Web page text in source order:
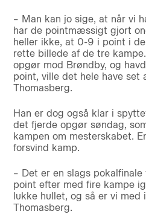
– Man kan jo sige, at når vi
har de pointmæssigt gjort
heller ikke, at 0-9 i point i
rette billede af de tre
opgør mod Brøndby, og
point, ville det hele have set
Thomasberg.
Han er dog også klar i
det fjerde opgør søndag,
kampen om mesterskabet.
forsvind kamp.
– Det er en slags pokalfinale
point efter med fire kampe
lukke hullet, og så er vi med
Thomasberg.